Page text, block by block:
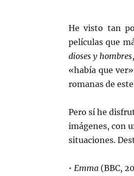
He visto tan
películas que
dioses y hombres
«había que
romanas de
Pero sí he
imágenes, con
situaciones.
• Emma(BBC,